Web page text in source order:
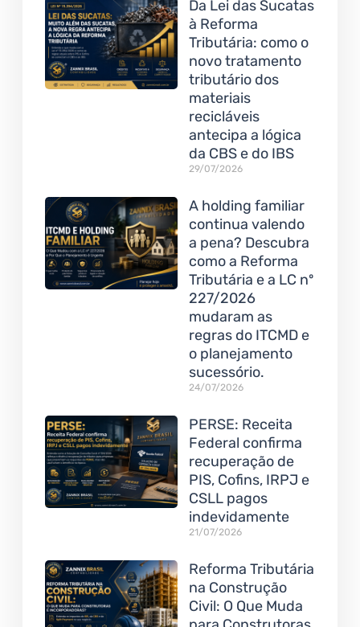
Da Lei das Sucatas
à Reforma
Tributária: como o
novo tratamento
tributário dos
materiais
recicláveis
antecipa a lógica
da CBS e do IBS
29/07/2026
A holding familiar
continua valendo
a pena? Descubra
como a Reforma
Tributária e a LC nº
227/2026
mudaram as
regras do ITCMD e
o planejamento
sucessório.
24/07/2026
PERSE: Receita
Federal confirma
recuperação de
PIS, Cofins, IRPJ e
CSLL pagos
indevidamente
21/07/2026
Reforma Tributária
na Construção
Civil: O Que Muda